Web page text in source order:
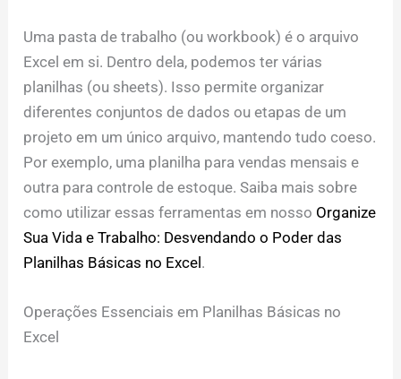
Uma pasta de trabalho (ou workbook) é o arquivo
Excel em si. Dentro dela, podemos ter várias
planilhas (ou sheets). Isso permite organizar
diferentes conjuntos de dados ou etapas de um
projeto em um único arquivo, mantendo tudo coeso.
Por exemplo, uma planilha para vendas mensais e
outra para controle de estoque. Saiba mais sobre
como utilizar essas ferramentas em nosso Organize
Sua Vida e Trabalho: Desvendando o Poder das
Planilhas Básicas no Excel .
Operações Essenciais em Planilhas Básicas no
Excel